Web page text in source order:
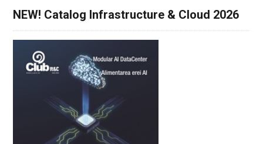
NEW! Catalog Infrastructure & Cloud 2026